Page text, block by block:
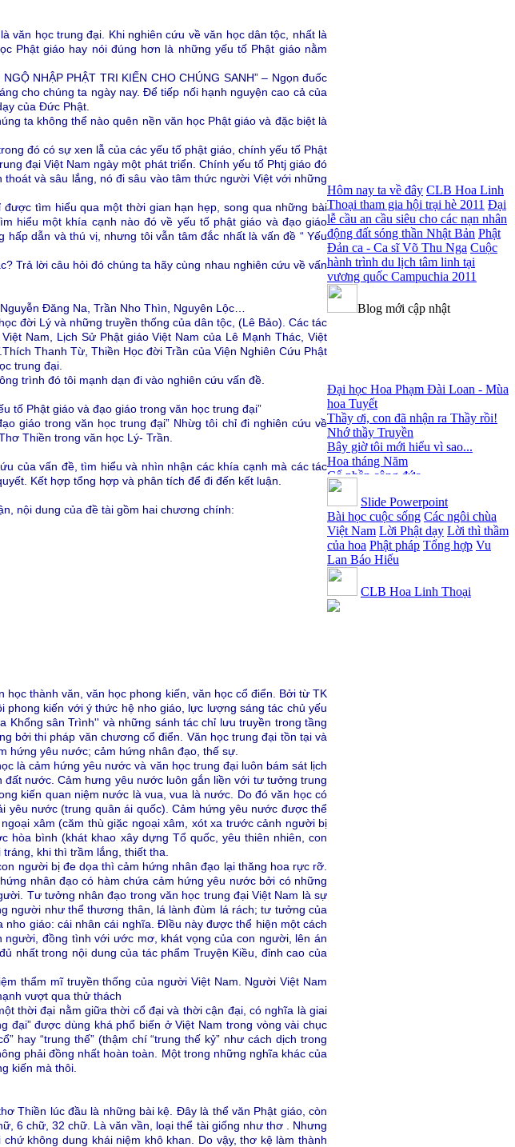
văn học trung đại. Khi nghiên cứu về văn học dân tộc, nhất là
Phật giáo hay nói đúng hơn là những yếu tố Phật giáo nằm
NHẬP PHẬT TRI KIẾN CHO CHÚNG SANH” – Ngọn đuốc
cho chúng ta ngày nay. Để tiếp nối hạnh nguyện cao cả của
của Đức Phật.
ta không thể nào quên nền văn học Phật giáo và đặc biệt là
đó có sự xen lẫ của các yếu tố phật giáo, chính yếu tố Phật
đại Việt Nam ngày một phát triển. Chính yếu tố Phtj giáo đó
và sâu lắng, nó đi sâu vào tâm thức người Việt với những
tìm hiểu qua một thời gian hạn hẹp, song qua những bài
hiểu một khía cạnh nào đó về yếu tố phật giáo và đạo giáo
hấp dẫn và thú vị, nhưng tôi vẫn tâm đắc nhất là vấn đề “ Yếu
Trả lời câu hỏi đó chúng ta hãy cùng nhau nghiên cứu về vấn
Đăng Na, Trần Nho Thìn, Nguyên Lộc…
đời Lý và những truyền thống của dân tộc, (Lê Bảo). Các tác
Nam, Lịch Sử Phật giáo Việt Nam của Lê Mạnh Thác, Việt
Thanh Từ, Thiền Học đời Trần của Viện Nghiên Cứu Phật
trung đại.
trình đó tôi mạnh dạn đi vào nghiên cứu vấn đề.
tố Phật giáo và đạo giáo trong văn học trung đại”
giáo trong văn học trung đại” Nhừg tôi chỉ đi nghiên cứu về
Thiền trong văn học Lý- Trần.
của vấn đề, tìm hiểu và nhìn nhận các khía cạnh mà các tác
Kết hợp tổng hợp và phân tích để đi đến kết luận.
nội dung của đề tài gồm hai chương chính:
thành văn, văn học phong kiến, văn học cổ điển. Bởi từ TK
kiến với ý thức hệ nho giáo, lực lượng sáng tác chủ yếu
sân Trình'' và những sánh tác chỉ lưu truyền trong tầng
bởi thi pháp văn chương cổ điển. Văn học trung đại tồn tại và
hứng yêu nước; cảm hứng nhân đạo, thế sự.
là cảm hứng yêu nước và văn học trung đại luôn bám sát lịch
nước. Cảm hưng yêu nước luôn gắn liền với tư tưởng trung
kiến quan niệm nước là vua, vua là nước. Do đó văn học có
yêu nước (trung quân ái quốc). Cảm hứng yêu nước được thể
xâm (căm thù giặc ngoại xâm, xót xa trước cảnh người bị
bình (khát khao xây dựng Tổ quốc, yêu thiên nhiên, con
khi thì trầm lắng, thiết tha.
người bị đe dọa thì cảm hứng nhân đạo lại thăng hoa rực rỡ.
nhân đạo có hàm chứa cảm hứng yêu nước bởi có những
Tư tưởng nhân đạo trong văn học trung đại Việt Nam là sự
người như thể thương thân, lá lành đùm lá rách; tư tưởng của
giáo: cái nhân cái nghĩa. ĐIều này được thể hiện một cách
đồng tình với ước mơ, khát vọng của con người, lên án
nhất trong nội dung của tác phẩm Truyện Kiều, đỉnh cao của
thẩm mĩ truyền thống của người Việt Nam. Người Việt Nam
vượt qua thử thách
thời đại nằm giữa thời cổ đại và thời cận đại, có nghĩa là giai
đại” được dùng khá phổ biến ở Việt Nam trong vòng vài chục
hay “trung thế” (thậm chí “trung thế kỷ” như cách dịch trong
phải đồng nhất hoàn toàn. Một trong những nghĩa khác của
kiến mà thôi.
Thiền lúc đầu là những bài kệ. Đây là thể văn Phật giáo, còn
6 chữ, 32 chữ. Là văn vần, loại thể tài giống như thơ . Nhưng
không dung khái niệm khô khan. Do vậy, thơ kệ làm thành
Hôm nay ta về đây CLB Hoa Linh
Thoại tham gia hội trại hè 2011 Đại
lễ cầu an cầu siêu cho các nạn nhân
động đất sóng thần Nhật Bản Phật
Đản ca - Ca sĩ Võ Thu Nga Cuộc
hành trình du lịch tâm linh tại
vương quốc Campuchia 2011
Blog mới cập nhật
hoa Tuyết
Thầy ơi, con đã nhận ra Thầy rồi!
Nhớ thầy Truyền
Bây giờ tôi mới hiểu vì sao...
Hoa tháng Năm
Cổ phần công đức
Tôi mắc nợ ông Sáu
Đi tìm vũ khúc mùa hè
Mơ màng Phật dạy....
Lời thú tội của chị gái nhỏ nhen
Slide Powerpoint
Bài học cuộc sống Các ngôi chùa
Việt Nam Lời Phật dạy Lời thì thầm
của hoa Phật pháp Tổng hợp Vu
Lan Báo Hiếu
CLB Hoa Linh Thoại